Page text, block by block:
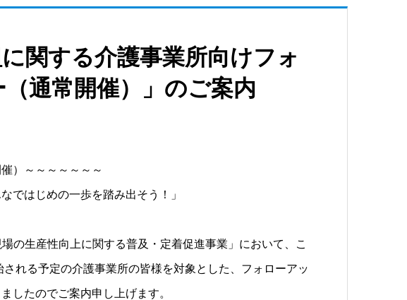
に関する介護事業所向けフォ
通常開催）」のご案内
）～～～～～～～
ではじめの一歩を踏み出そう！」
の生産性向上に関する普及・定着促進事業」において、こ
れる予定の介護事業所の皆様を対象とした、フォローアッ
したのでご案内申し上げます。